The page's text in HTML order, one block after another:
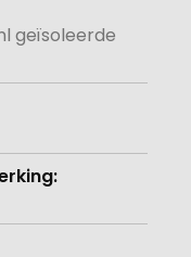
geïsoleerde